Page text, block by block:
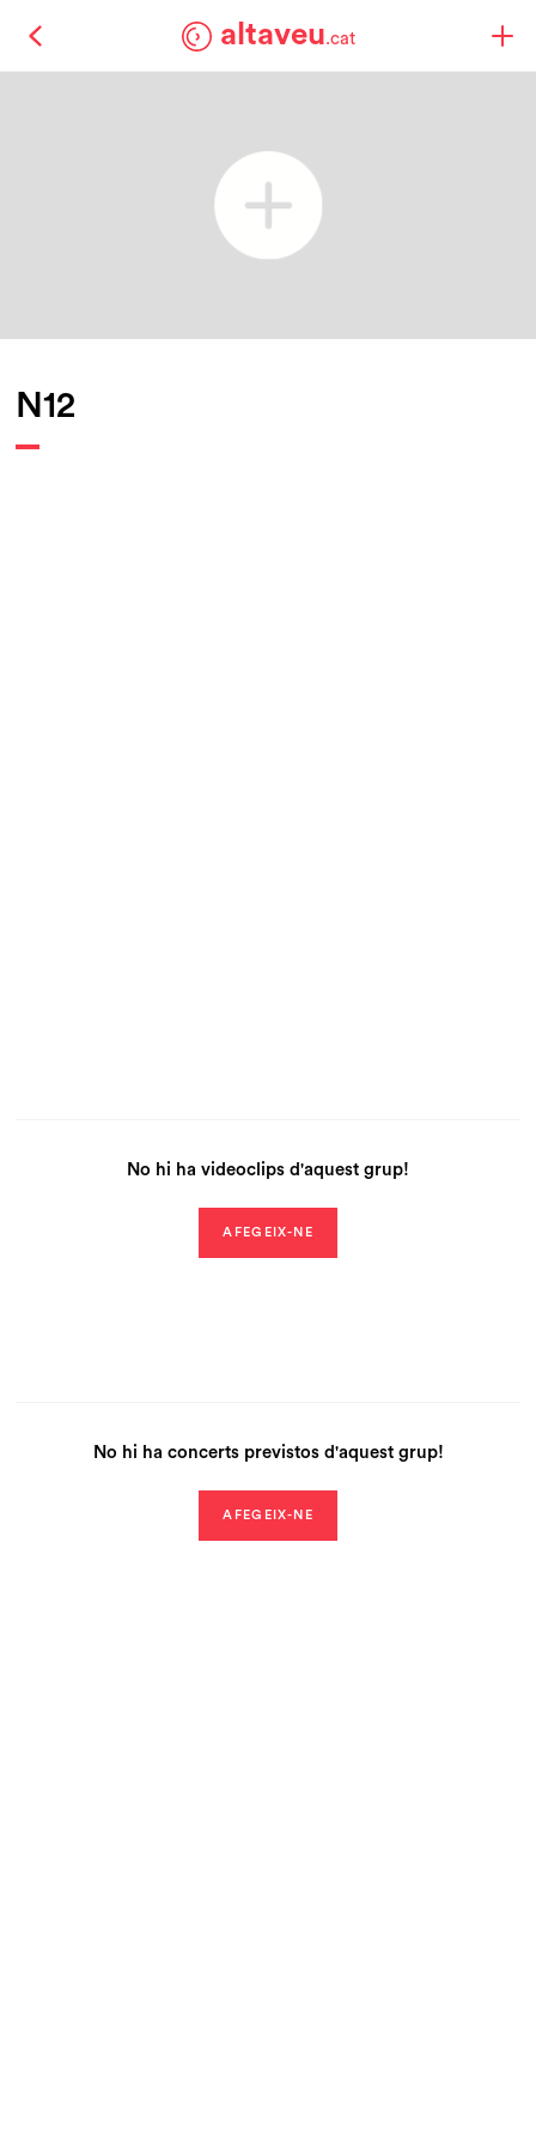
altaveu.cat
N12
No hi ha videoclips d'aquest grup!
AFEGEIX-NE
No hi ha concerts previstos d'aquest grup!
AFEGEIX-NE